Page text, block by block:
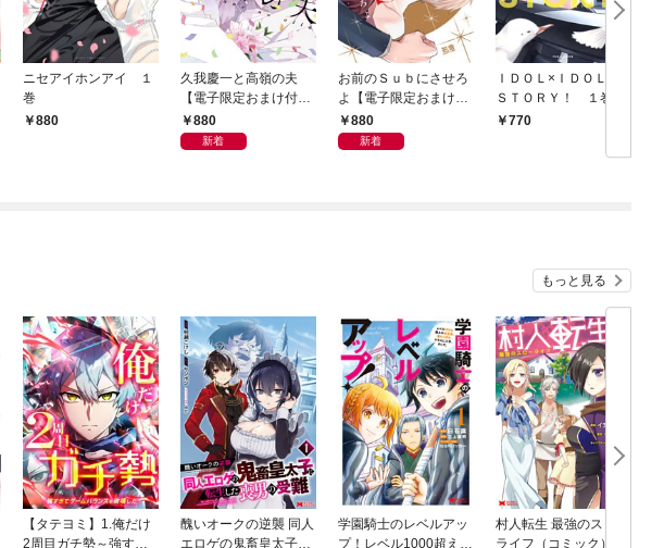
ニセアイホンアイ １
巻
880
久我慶一と高嶺の夫
【電子限定おまけ付
き】880
新着
お前のＳｕｂにさせろ
よ【電子限定おまけ付
き】880
新着
ＩＤＯＬ×ＩＤＯＬ
ＳＴＯＲＹ！ １巻
770
もっと見る
【タテヨミ】1.俺だけ
2周目ガチ勢～強すぎ
醜いオークの逆襲 同人
エロゲの鬼畜皇太子に
学園騎士のレベルアッ
プ！レベル1000超えの
村人転生 最強のスロー
ライフ（コミック） 1